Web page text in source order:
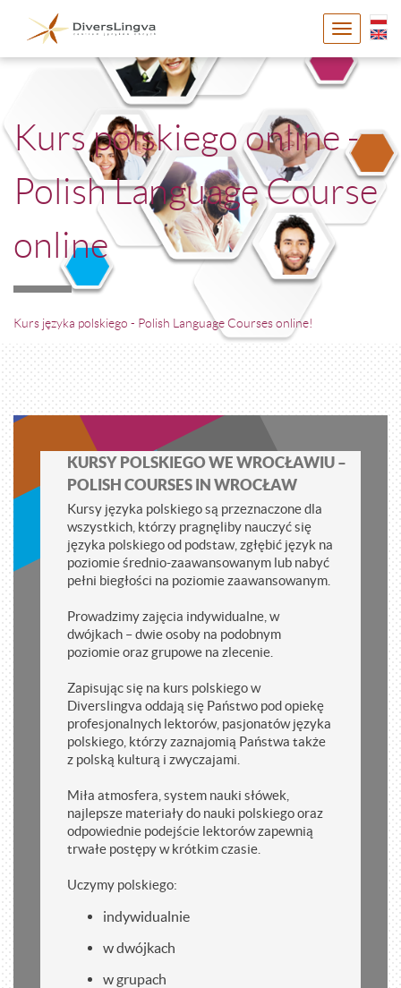
Toggle
Kurs polskiego online -
Polish Language Course
online
Kurs języka polskiego - Polish Language Courses online!
KURSY POLSKIEGO WE WROCŁAWIU –
POLISH COURSES IN WROCŁAW
Kursy języka polskiego są przeznaczone dla
wszystkich, którzy pragnęliby nauczyć się
języka polskiego od podstaw, zgłębić język na
poziomie średnio-zaawansowanym lub nabyć
pełni biegłości na poziomie zaawansowanym.
Prowadzimy zajęcia indywidualne, w
dwójkach – dwie osoby na podobnym
poziomie oraz grupowe na zlecenie.
Zapisując się na kurs polskiego w
Diverslingva oddają się Państwo pod opiekę
profesjonalnych lektorów, pasjonatów języka
polskiego, którzy zaznajomią Państwa także
z polską kulturą i zwyczajami.
Miła atmosfera, system nauki słówek,
najlepsze materiały do nauki polskiego oraz
odpowiednie podejście lektorów zapewnią
trwałe postępy w krótkim czasie.
Uczymy polskiego:
indywidualnie
w dwójkach
w grupach